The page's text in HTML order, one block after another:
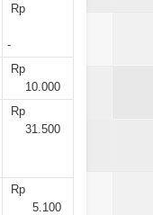
Rp
-
Rp
10.000
Rp
31.500
Rp
5.100